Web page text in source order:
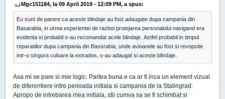
Mgc151184, la 09 April 2019 - 12:09 PM, a spus:
Eu sunt de parere ca aceste blindaje au fost adaugate dupa campania din
Basarabia, in urma experientei de razboi protejarea personalului navigand era
evidenta si probabil s-au recomandat acele blindaje. Astfel probabil in timpul
reparatiilor dupa campania din Bassrabia, unde avioanele au fost si revopsite
intr-o singura culoare la extrados, s-au adaugat si aceste blindaje.
Asa mi se pare si mie logic. Partea buna e ca ar fi inca un element vizual
de diferentiere intre perioada initiala si campania de la Stalingrad.
Apropo de intrebarea mea initiala, stii cumva sa se fi schimbat si